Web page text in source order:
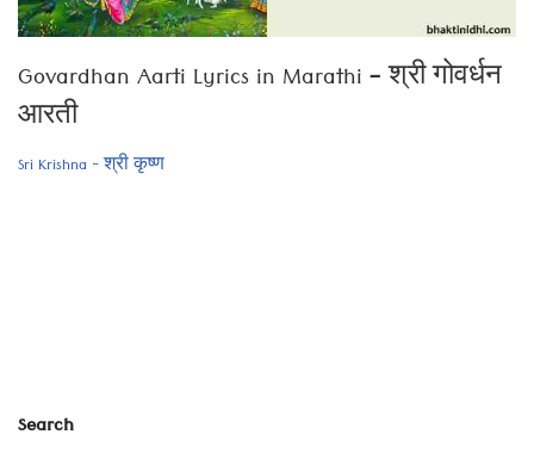
Govardhan Aarti Lyrics in Marathi – श्री गोवर्धन
आरती
Sri Krishna - श्री कृष्ण
Search